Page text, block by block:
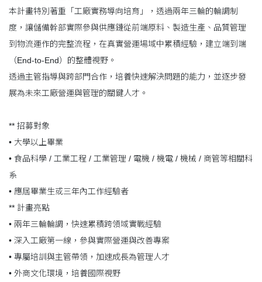
本計畫特別著重「工廠實務導向培育」，透過兩年三輪的輪調制
度，讓儲備幹部實際參與供應鏈從前端原料、製造生產、品質管理
到物流運作的完整流程，在真實營運場域中累積經驗，建立端到端
（End-to-End）的整體視野。
透過主管指導與跨部門合作，培養快速解決問題的能力，並逐步發
展為未來工廠營運與管理的關鍵人才。
** 招募對象
• 大學以上畢業
• 食品科學 / 工業工程 / 工業管理 / 電機 / 機電 / 機械 / 商管等相關科
系
• 應屆畢業生或三年內工作經驗者
** 計畫亮點
• 兩年三輪輪調，快速累積跨領域實戰經驗
• 深入工廠第一線，參與實際營運與改善專案
• 專屬培訓與主管帶領，加速成長為管理人才
• 外商文化環境，培養國際視野